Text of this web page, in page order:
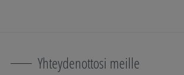
Yhteydenottosi meille